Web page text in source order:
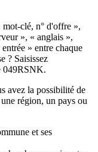
mot-clé, n° d'offre »,
», « anglais »,
» entre chaque
? Saisissez
049RSNK.
avez la possibilité de
région, un pays ou
et ses